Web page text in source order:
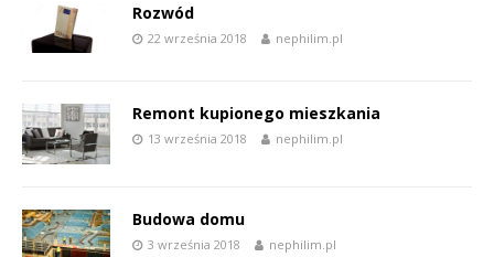
Rozwód
22 września 2018 nephilim.pl
Remont kupionego mieszkania
13 września 2018 nephilim.pl
Budowa domu
3 września 2018 nephilim.pl